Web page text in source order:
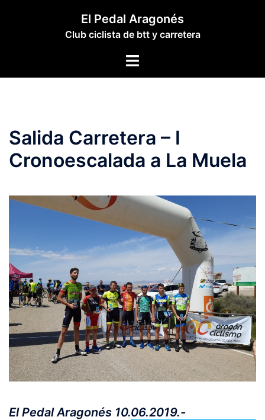
El Pedal Aragonés
Club ciclista de btt y carretera
Alternar
Salida Carretera – I
Cronoescalada a La Muela
El Pedal Aragonés 10.06.2019.-